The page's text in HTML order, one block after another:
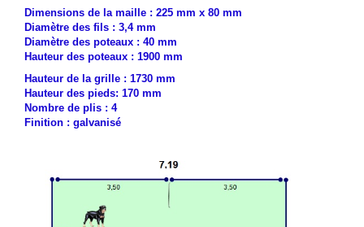
Dimensions de la maille : 225 mm x 80 mm
Diamètre des fils : 3,4 mm
Diamètre des poteaux : 40 mm
Hauteur des poteaux : 1900 mm
Hauteur de la grille : 1730 mm
Hauteur des pieds: 170 mm
Nombre de plis : 4
Finition : galvanisé